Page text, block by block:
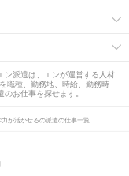
ン派遣は、エンが運営する人材
職種、勤務地、時給、勤務時
お仕事を探せます。
が活かせるの派遣の仕事一覧